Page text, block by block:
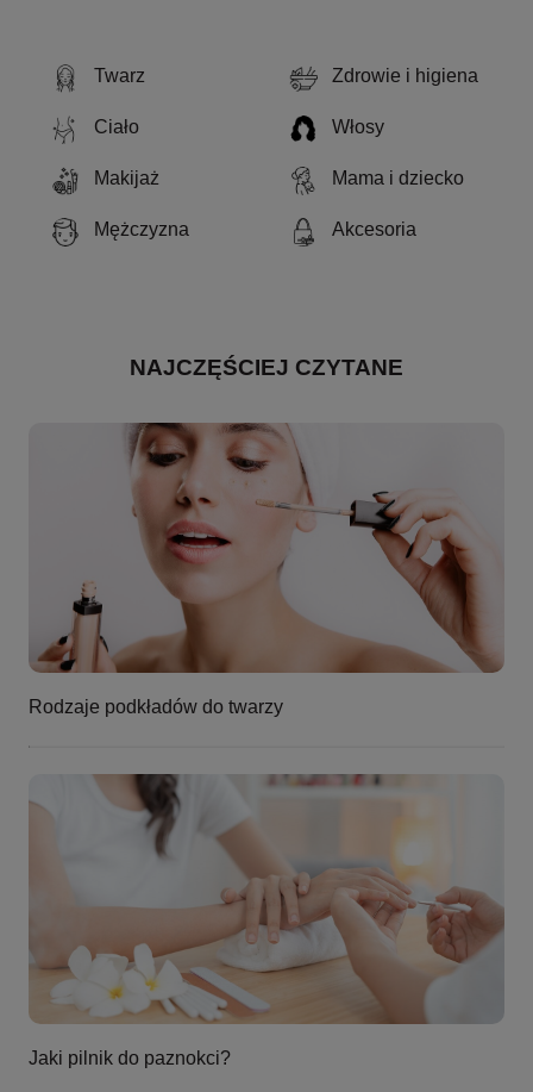
Twarz Zdrowie i higiena
Ciało Włosy
Makijaż Mama i dziecko
Mężczyzna Akcesoria
NAJCZĘŚCIEJ CZYTANE
Rodzaje podkładów do twarzy
Jaki pilnik do paznokci?